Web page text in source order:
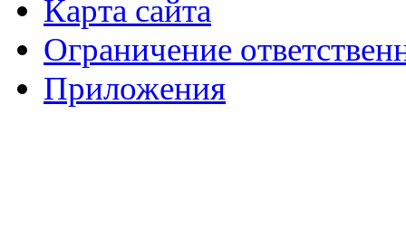
Карта сайта
Ограничение
Приложения